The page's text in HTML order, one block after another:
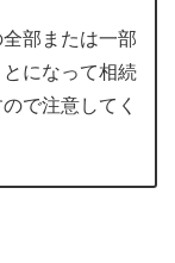
部または一部
になって相続
で注意してく